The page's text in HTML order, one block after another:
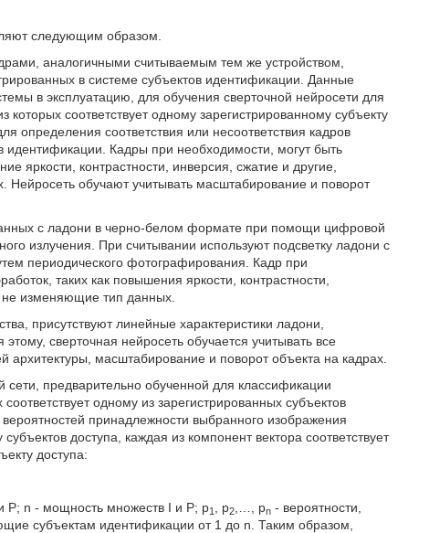
следующим образом.
аналогичными считываемым тем же устройством,
в системе субъектов идентификации. Данные
в эксплуатацию, для обучения сверточной нейросети для
соответствует одному зарегистрированному субъекту
определения соответствия или несоответствия кадров
идентификации. Кадры при необходимости, могут быть
яркости, контрастности, инверсия, сжатие и другие,
обучают учитывать масштабирование и поворот
с ладони в черно-белом формате при помощи цифровой
излучения. При считывании используют подсветку ладони с
периодического фотографирования. Кадр при
таких как повышения яркости, контрастности,
изменяющие тип данных.
присутствуют линейные характеристики ладони,
сверточная нейросеть обучается учитывать все
масштабирование и поворот объекта на кадрах.
предварительно обученной для классификации
одному из зарегистрированных субъектов
принадлежности выбранного изображения
доступа, каждая из компонент вектора соответствует
доступа:
Р; n - мощность множеств I и Р; р1 , р2 ,…, рn - вероятности,
субъектам идентификации от 1 до n. Таким образом,